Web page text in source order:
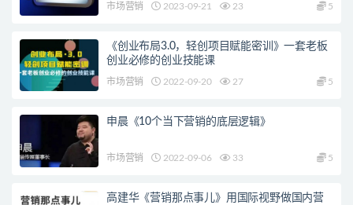
市场营销 2023-09-21 23 5
《创业布局3.0，轻创项目赋能密训》一套老板
创业必修的创业技能课
市场营销 2022-09-20 27 5
申晨《10个当下营销的底层逻辑》
市场营销 2022-09-06 33 5
高建华《营销那点事儿》用国际视野做国内营